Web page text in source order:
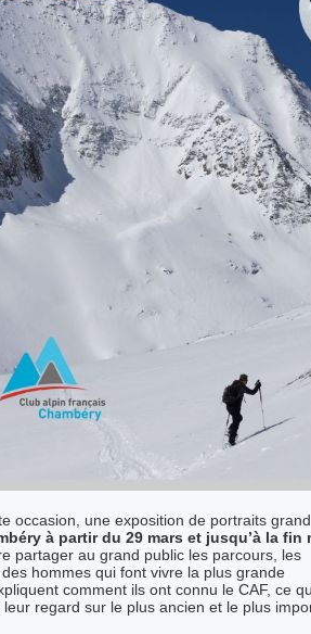
occasion, une exposition de portraits grand
à partir du 29 mars et jusqu’à la fin
partager au grand public les parcours, les
hommes qui font vivre la plus grande
comment ils ont connu le CAF, ce
regard sur le plus ancien et le plus